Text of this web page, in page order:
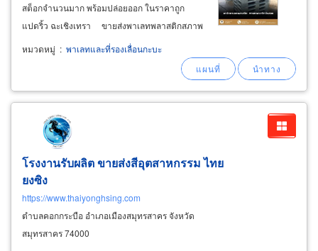
สต็อกจำนวนมาก พร้อมปล่อยออก ในราคาถูก
แปดริ้ว ฉะเชิงเทรา ขายส่งพาเลทพลาสติกสภาพ
ดี ฉะเชิงเทรา ราคาถูก พาเลทพลาสติกจากเกาหลี
ญี่ปุ่น สภาพสวยมาก 85% และแบบ ผ่านการใช้
หมวดหมู่ : พาเลทและที่รองเลื่อนกะบะ
โรงงานรับผลิต ขายส่งสีอุตสาหกรรม ไทย
ยงซิง
https://www.thaiyonghsing.com
ตำบลคอกกระบือ อำเภอเมืองสมุทรสาคร จังหวัด
สมุทรสาคร 74000